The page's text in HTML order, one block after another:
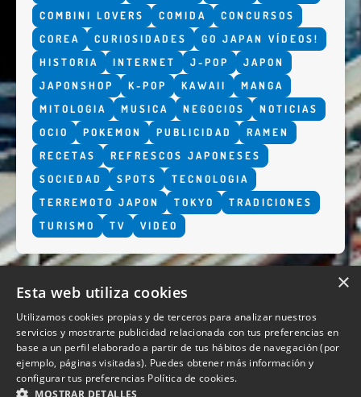
COMBINI LOVERS
COMIDA
CONCURSOS
COREA
CURIOSIDADES
GO JAPAN VÍDEOS!
HISTORIA
INTERNET J-POP
JAPON
JAPONSHOP
K-POP KAWAII
MANGA
MITOLOGIA
MUSICA NEGOCIOS
NOTICIAS
OCIO
POKEMON PUBLICIDAD
RAMEN
RECETAS
REFRESCOS JAPONESES
SOCIEDAD
SPOTS
TECNOLOGIA
TERREMOTO JAPON
TOKYO
TRADICIONES
TURISMO
TV VIDEO
QUIENES SOMOS
×
Esta web utiliza cookies
Utilizamos cookies propias y de terceros para analizar nuestros
servicios y mostrarte publicidad relacionada con tus preferencias en
base a un perfil elaborado a partir de tus hábitos de navegación (por
ejemplo, páginas visitadas). Puedes obtener más información y
configurar tus preferencias Política de cookies.
MOSTRAR DETALLES